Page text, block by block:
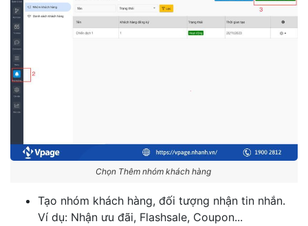
Chọn Thêm nhóm khách hàng
Tạo nhóm khách hàng, đối tượng nhận tin nhắn.
Ví dụ: Nhận ưu đãi, Flashsale, Coupon...